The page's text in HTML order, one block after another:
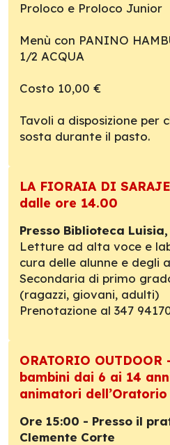
Proloco e Proloco Junior
Menù con PANINO
1/2 ACQUA
Costo 10,00 €
Tavoli a disposizione per
sosta durante il pasto.
LA FIORAIA DI
dalle ore 14.00
Presso Biblioteca
Letture ad alta voce e
cura delle alunne e degli
Secondaria di primo
(ragazzi, giovani, adulti)
Prenotazione al 347
ORATORIO
bambini dai 6 ai 14
animatori
Ore 15:00 - Presso il
Clemente Corte